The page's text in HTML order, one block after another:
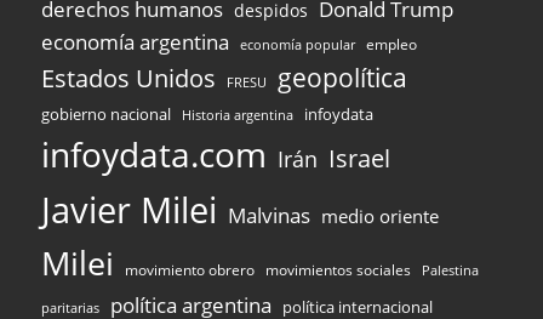
derechos humanos despidos Donald Trump
economía argentina
economía popular empleo
Estados Unidos FRESU geopolítica
gobierno nacional Historia argentina infoydata
infoydata.com Irán Israel
Javier Milei Malvinas medio oriente
Milei movimiento obrero movimientos sociales Palestina
paritarias política argentina política internacional